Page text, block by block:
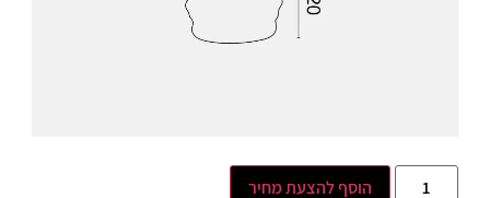
הוסף להצעת מחיר